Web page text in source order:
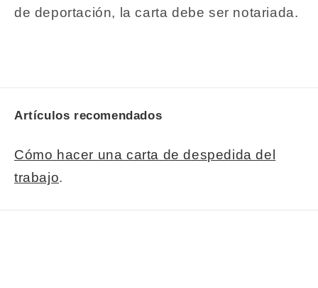
de deportación, la carta debe ser notariada.
Artículos recomendados
Cómo hacer una carta de despedida del
trabajo.